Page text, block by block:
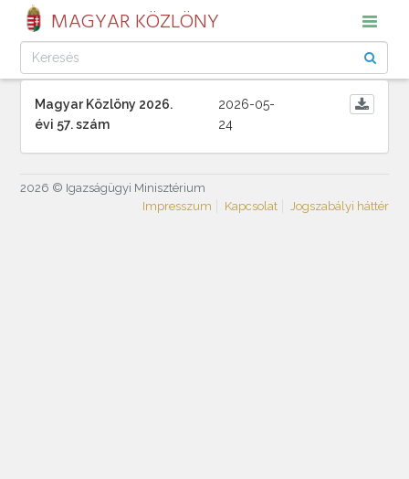
MAGYAR KÖZLÖNY
Magyar Közlöny 2026.
évi 57. szám
2026-05-
24
2026 © Igazságügyi Minisztérium
Impresszum
Kapcsolat Jogszabályi háttér